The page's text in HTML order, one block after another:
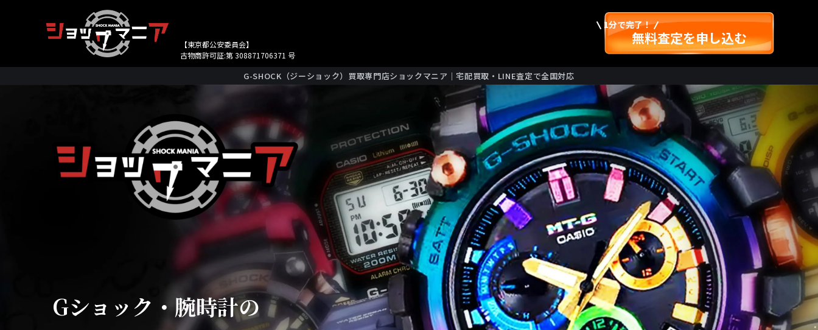
【東京都公安委員会】
古物商許可証:第 308871706371 号
1分で完了！
無料査定を申し込む
G-SHOCK（ジーショック）買取専門店ショックマニア｜宅配買取・LINE査定で全国対応
Gショック・腕時計の